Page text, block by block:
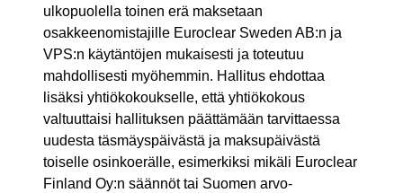
ulkopuolella toinen erä maksetaan
osakkeenomistajille Euroclear Sweden AB:n ja
VPS:n käytäntöjen mukaisesti ja toteutuu
mahdollisesti myöhemmin. Hallitus ehdottaa
lisäksi yhtiökokoukselle, että yhtiökokous
valtuuttaisi hallituksen päättämään tarvittaessa
uudesta täsmäyspäivästä ja maksupäivästä
toiselle osinkoerälle, esimerkiksi mikäli Euroclear
Finland Oy:n säännöt tai Suomen arvo-